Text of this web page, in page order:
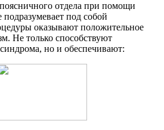
отдела при помощи
под собой
оказывают положительное
Не только способствуют
но и обеспечивают: